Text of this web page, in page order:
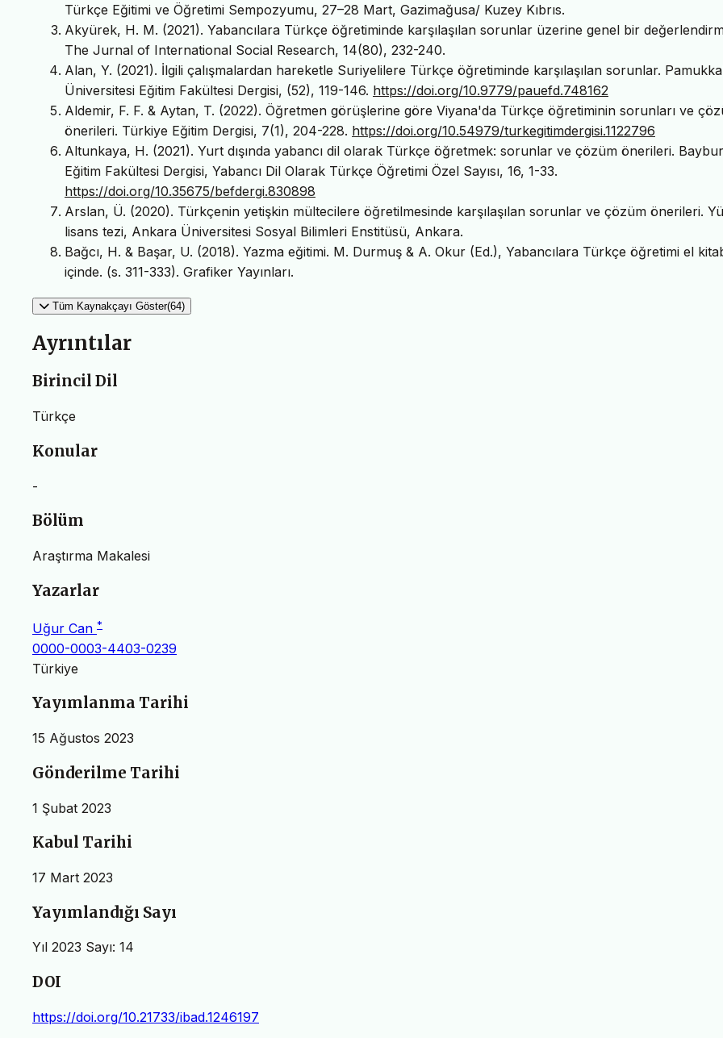
Türkçe Eğitimi ve Öğretimi Sempozyumu, 27–28 Mart, Gazimağusa/ Kuzey Kıbrıs.
Akyürek, H. M. (2021). Yabancılara Türkçe öğretiminde karşılaşılan sorunlar üzerine genel bir
The Jurnal of International Social Research, 14(80), 232-240.
Alan, Y. (2021). İlgili çalışmalardan hareketle Suriyelilere Türkçe öğretiminde karşılaşılan sorunlar.
Üniversitesi Eğitim Fakültesi Dergisi, (52), 119-146. https://doi.org/10.9779/pauefd.748162
Aldemir, F. F. & Aytan, T. (2022). Öğretmen görüşlerine göre Viyana'da Türkçe öğretiminin sorunları ve
önerileri. Türkiye Eğitim Dergisi, 7(1), 204-228. https://doi.org/10.54979/turkegitimdergisi.1122796
Altunkaya, H. (2021). Yurt dışında yabancı dil olarak Türkçe öğretmek: sorunlar ve çözüm önerileri.
Eğitim Fakültesi Dergisi, Yabancı Dil Olarak Türkçe Öğretimi Özel Sayısı, 16, 1-33.
https://doi.org/10.35675/befdergi.830898
Arslan, Ü. (2020). Türkçenin yetişkin mültecilere öğretilmesinde karşılaşılan sorunlar ve çözüm önerileri.
lisans tezi, Ankara Üniversitesi Sosyal Bilimleri Enstitüsü, Ankara.
Bağcı, H. & Başar, U. (2018). Yazma eğitimi. M. Durmuş & A. Okur (Ed.), Yabancılara Türkçe öğretimi el
içinde. (s. 311-333). Grafiker Yayınları.
Tüm Kaynakçayı Göster(64)
Ayrıntılar
Birincil Dil
Türkçe
Konular
-
Bölüm
Araştırma Makalesi
Yazarlar
Uğur Can *
0000-0003-4403-0239
Türkiye
Yayımlanma Tarihi
15 Ağustos 2023
Gönderilme Tarihi
1 Şubat 2023
Kabul Tarihi
17 Mart 2023
Yayımlandığı Sayı
Yıl 2023 Sayı: 14
DOI
https://doi.org/10.21733/ibad.1246197